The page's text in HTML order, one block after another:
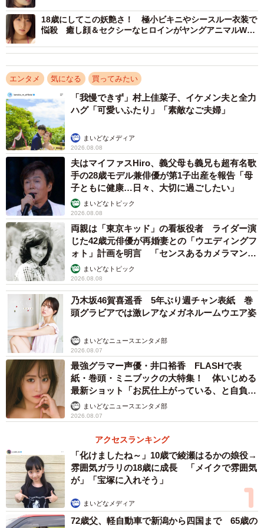
18歳にしてこの妖艶さ！ 極小ビキニやシースルー衣装で
悩殺 癒し顔＆セクシーなヒロインがヤングアニマルWeb
エンタメ 気になる 買ってみたい
「我慢できず」村上佳菜子、イケメン夫と全力
ハグ「可愛いふたり」「素敵なご夫婦」
まいどなメディア
2026.08.08
夫はマイファスHiro、義父母も義兄も超有名歌
手の28歳モデル兼俳優が第1子出産を報告「母
子ともに健康…日々、大切に過ごしたい」
まいどなトピック
2026.08.08
両親は「東京キッド」の看板役者 ライダー演
じた42歳元俳優が再婚妻との「ウエディングフ
ォト」計画を明言 「センスあるカメラマン求
む」まいどなトピック
2026.08.08
乃木坂46賀喜遥香 5年ぶり週チャン表紙 巻
頭グラビアでは激レアなメガネルームウエア姿
まいどなニュースエンタメ部
2026.08.07
最強グラマー声優・井口裕香 FLASHで表
紙・巻頭・ミニブックの大特集！ 体いじめる
最新ショット「お尻仕上がっている、と自負し
ています」「いくつになっても理想の身体でい
たい」
まいどなニュースエンタメ部
2026.08.07
アクセスランキング
「化けましたね～」10歳で綾瀬はるかの娘役→
雰囲気ガラリの18歳に成長 「メイクで雰囲気
が」「宝塚に入れそう」
まいどなメディア
72歳父、軽自動車で新潟から四国まで 65歳の